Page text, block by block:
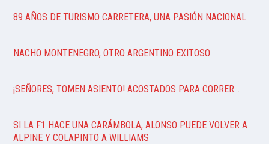
89 AÑOS DE TURISMO CARRETERA, UNA PASIÓN NACIONAL
NACHO MONTENEGRO, OTRO ARGENTINO EXITOSO
¡SEÑORES, TOMEN ASIENTO! ACOSTADOS PARA CORRER…
SI LA F1 HACE UNA CARÁMBOLA, ALONSO PUEDE VOLVER A
ALPINE Y COLAPINTO A WILLIAMS